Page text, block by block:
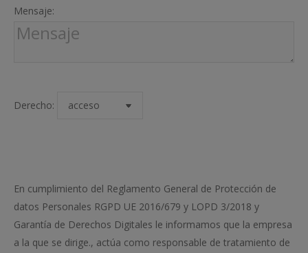
Mensaje:
Derecho:
En cumplimiento del Reglamento General de Protección de
datos Personales RGPD UE 2016/679 y LOPD 3/2018 y
Garantía de Derechos Digitales le informamos que la empresa
a la que se dirige., actúa como responsable de tratamiento de